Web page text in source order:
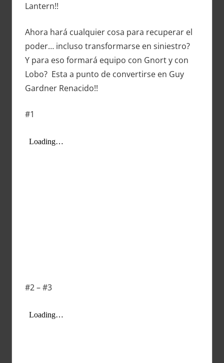
Lantern!!
Ahora hará cualquier cosa para recuperar el
poder… incluso transformarse en siniestro?
Y para eso formará equipo con Gnort y con
Lobo? Esta a punto de convertirse en Guy
Gardner Renacido!!
#1
#2 – #3